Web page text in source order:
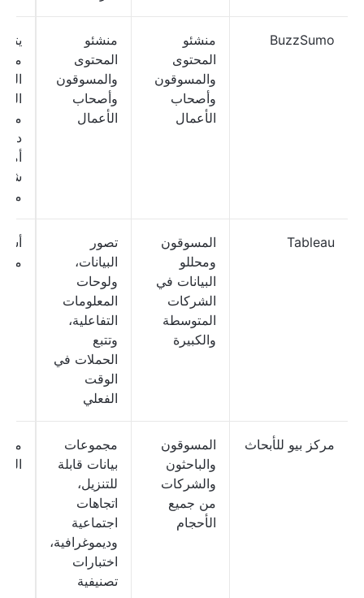
BuzzSumo
منشئو
المحتوى
والمسوقون
وأصحاب
الأعمال
منشئو
المحتوى
والمسوقون
وأصحاب
الأعمال
Tableau
المسوقون
ومحللو
البيانات في
الشركات
المتوسطة
والكبيرة
تصور
البيانات،
ولوحات
المعلومات
التفاعلية،
وتتبع
الحملات في
الوقت
الفعلي
مركز بيو للأبحاث
المسوقون
والباحثون
والشركات
من جميع
الأحجام
مجموعات
بيانات قابلة
للتنزيل،
اتجاهات
اجتماعية
وديموغرافية،
اختبارات
تصنيفية
الأبد